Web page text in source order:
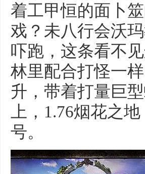
着工甲恒的面卜
戏？未八行会沃
吓跑，这条看不
林里配合打怪一
升，带着打量巨
上，1.76烟花之
号。